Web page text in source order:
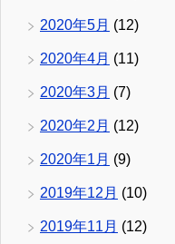
2020年5月 (12)
2020年4月 (11)
2020年3月 (7)
2020年2月 (12)
2020年1月 (9)
2019年12月 (10)
2019年11月 (12)